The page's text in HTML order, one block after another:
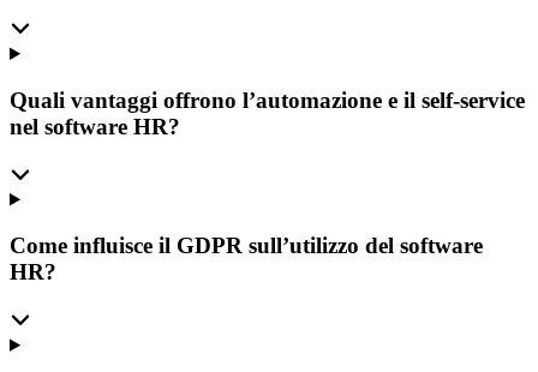
Quali vantaggi offrono l’automazione e il self-service
nel software HR?
Come influisce il GDPR sull’utilizzo del software
HR?